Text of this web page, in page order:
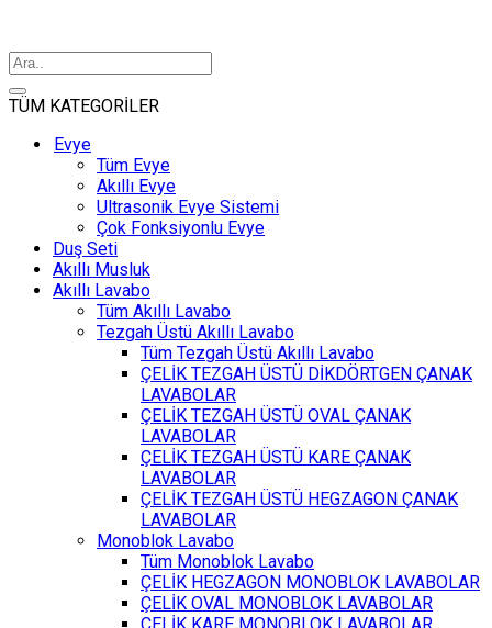
TÜM KATEGORİLER
Evye
Tüm Evye
Akıllı Evye
Ultrasonik Evye Sistemi
Çok Fonksiyonlu Evye
Duş Seti
Akıllı Musluk
Akıllı Lavabo
Tüm Akıllı Lavabo
Tezgah Üstü Akıllı Lavabo
Tüm Tezgah Üstü Akıllı Lavabo
ÇELİK TEZGAH ÜSTÜ DİKDÖRTGEN ÇANAK
LAVABOLAR
ÇELİK TEZGAH ÜSTÜ OVAL ÇANAK
LAVABOLAR
ÇELİK TEZGAH ÜSTÜ KARE ÇANAK
LAVABOLAR
ÇELİK TEZGAH ÜSTÜ HEGZAGON ÇANAK
LAVABOLAR
Monoblok Lavabo
Tüm Monoblok Lavabo
ÇELİK HEGZAGON MONOBLOK LAVABOLAR
ÇELİK OVAL MONOBLOK LAVABOLAR
ÇELİK KARE MONOBLOK LAVABOLAR